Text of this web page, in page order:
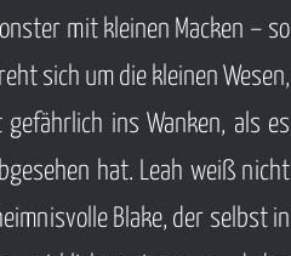
es sich
Killerin
— und
Weiterlesen ...
mit kleinen Macken – so
sich um die kleinen Wesen,
ins Wanken, als es
hat. Leah weiß nicht
Blake, der selbst in